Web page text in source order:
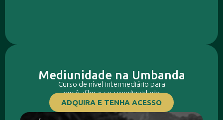
Mediunidade na Umbanda
Curso de nível intermediário para
você aflorar sua mediunidade
ADQUIRA E TENHA ACESSO